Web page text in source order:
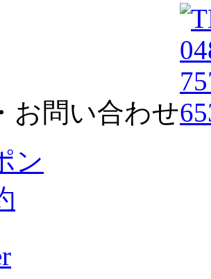
お問い合わせ
ン